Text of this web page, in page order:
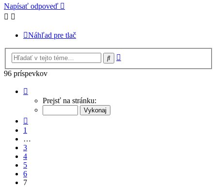
Napísať odpoveď
Náhľad pre tlač
Hľadať
96 príspevkov
Prejsť na stránku:
1
…
3
4
5
6
7